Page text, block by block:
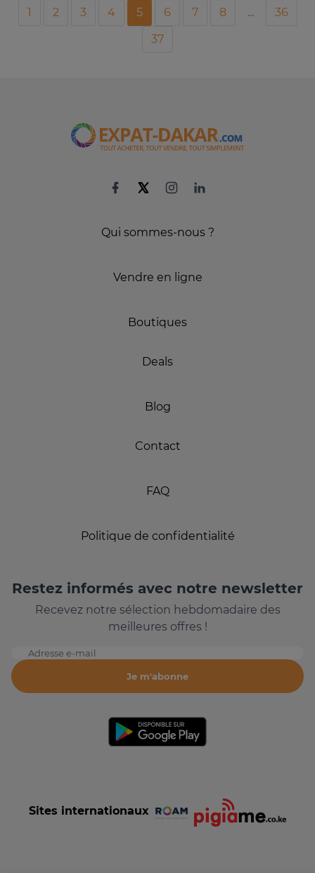
1 2 3 4 5 6 7 8 ...
36
37
Qui sommes-nous ?
Vendre en ligne
Boutiques
Deals
Blog
Contact
FAQ
Politique de confidentialité
Restez informés avec notre newsletter
Recevez notre sélection hebdomadaire des
meilleures offres !
Adresse e-mail
Je m'abonne
Sites internationaux